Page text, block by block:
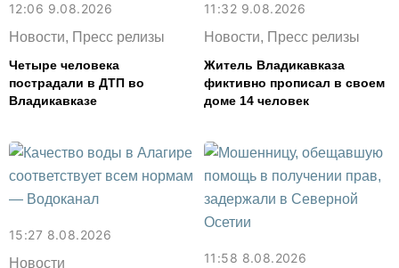
12:06 9.08.2026
Новости, Пресс релизы
Четыре человека
пострадали в ДТП во
Владикавказе
11:32 9.08.2026
Новости, Пресс релизы
Житель Владикавказа
фиктивно прописал в своем
доме 14 человек
15:27 8.08.2026
Новости
11:58 8.08.2026